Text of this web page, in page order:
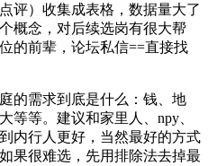
评）收集成表格，数据量大了
概念，对后续选岗有很大帮
的前辈，论坛私信==直接找
的需求到底是什么：钱、地
等等。建议和家里人、npy、
内行人更好，当然最好的方式
果很难选，先用排除法去掉最